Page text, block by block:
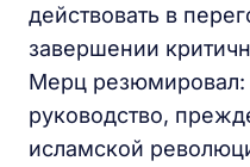
действовать в
завершении
Мерц резюмировал:
руководство,
исламской